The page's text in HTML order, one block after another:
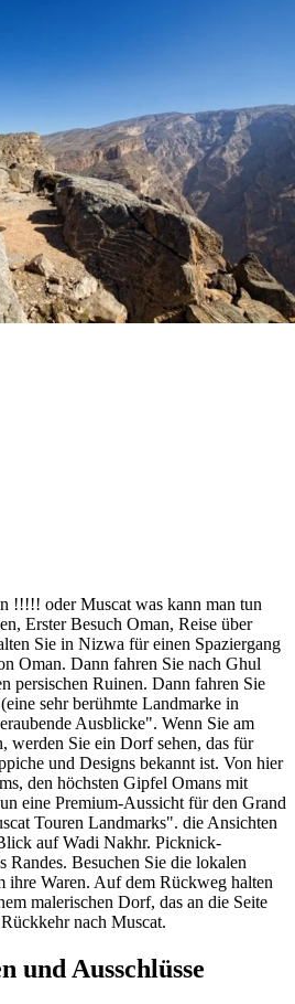
!!!!! oder Muscat was kann man tun
Erster Besuch Oman, Reise über
Sie in Nizwa für einen Spaziergang
Oman. Dann fahren Sie nach Ghul
persischen Ruinen. Dann fahren Sie
sehr berühmte Landmarke in
Ausblicke". Wenn Sie am
werden Sie ein Dorf sehen, das für
und Designs bekannt ist. Von hier
den höchsten Gipfel Omans mit
eine Premium-Aussicht für den Grand
Touren Landmarks". die Ansichten
auf Wadi Nakhr. Picknick-
Randes. Besuchen Sie die lokalen
ihre Waren. Auf dem Rückweg halten
malerischen Dorf, das an die Seite
nach Muscat.
und Ausschlüsse